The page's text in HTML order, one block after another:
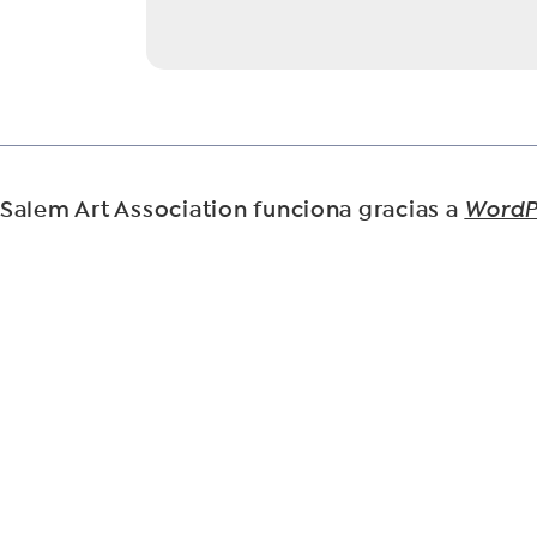
Salem Art Association funciona gracias a